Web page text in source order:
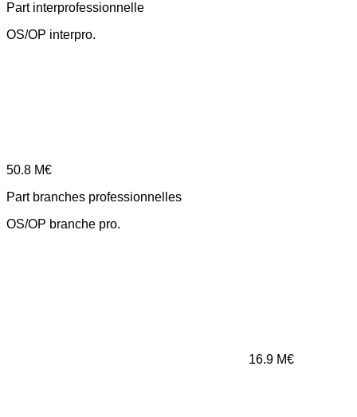
Part interprofessionnelle
OS/OP interpro.
50.8 M€
Part branches professionnelles
OS/OP branche pro.
16.9 M€